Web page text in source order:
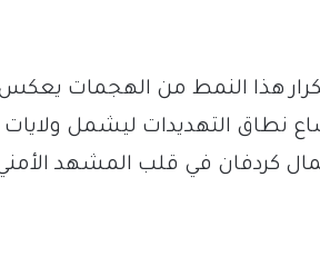
هذا النمط من الهجمات يعكس
نطاق التهديدات ليشمل ولايات
كردفان في قلب المشهد الأمني